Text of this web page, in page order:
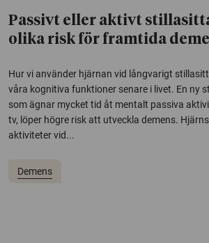
Passivt eller aktivt
olika risk för framtida
Hur vi använder hjärnan vid långvarigt
våra kognitiva funktioner senare i livet. En ny
som ägnar mycket tid åt mentalt passiva
tv, löper högre risk att utveckla demens.
aktiviteter vid...
Demens